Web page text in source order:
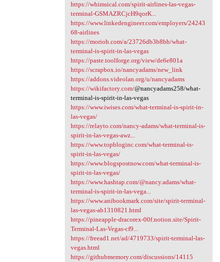
https://whimsical.com/spirit-airlines-las-vegas-
terminal-GSMAZRCjcH9qorK...
https://www.linkedengineer.com/employers/24243
68-airlines
https://morioh.com/a/23726db3b8bb/what-
terminal-is-spirit-in-las-vegas
https://paste.toolforge.org/view/de6e801a
https://scrapbox.io/nancyadams/new_link
https://addons.videolan.org/u/nancyadams
https://wikifactory.com/@nancyadams258/what-
terminal-is-spirit-in-las-vegas
https://www.iwises.com/what-terminal-is-spirit-in-
las-vegas/
https://relayto.com/nancy-adams/what-terminal-is-
spirit-in-las-vegas-awz...
https://www.topbloginc.com/what-terminal-is-
spirit-in-las-vegas/
https://www.blogspostnow.com/what-terminal-is-
spirit-in-las-vegas/
https://www.hashtap.com/@nancy.adams/what-
terminal-is-spirit-in-las-vega...
https://www.anibookmark.com/site/spirit-terminal-
las-vegas-ab1310821.html
https://pineapple-dracorex-00f.notion.site/Spirit-
Terminal-Las-Vegas-cf9...
https://freead1.net/ad/4719733/spirit-terminal-las-
vegas.html
https://githubmemory.com/discussions/14115